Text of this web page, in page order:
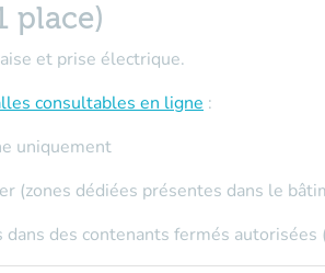
place)
et prise électrique.
consultables en ligne :
uniquement
(zones dédiées présentes dans le
dans des contenants fermés